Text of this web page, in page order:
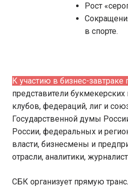
Рост
в спорте.
К участию в бизнес-завтраке
представители
клубов, федераций, лиг и
Государственной думы
России, федеральных и
власти, бизнесмены и
отрасли, аналитики,
СБК организует прямую